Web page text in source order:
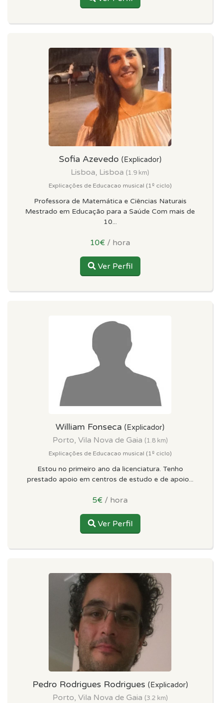
Sofia Azevedo (Explicador)
Lisboa, Lisboa (1.9 km)
Explicações de Educacao musical (1º ciclo)
Professora de Matemática e Ciências Naturais
Mestrado em Educação para a Saúde Com mais de
10...
10€ / hora
Ver Perfil
William Fonseca (Explicador)
Porto, Vila Nova de Gaia (1.8 km)
Explicações de Educacao musical (1º ciclo)
Estou no primeiro ano da licenciatura. Tenho
prestado apoio em centros de estudo e de apoio...
5€ / hora
Ver Perfil
Pedro Rodrigues Rodrigues (Explicador)
Porto, Vila Nova de Gaia (3.2 km)